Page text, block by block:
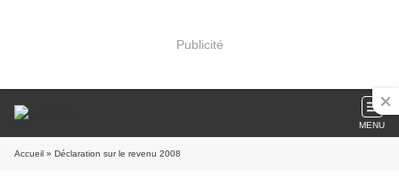
Publicité
MENU
Accueil » Déclaration sur le revenu 2008